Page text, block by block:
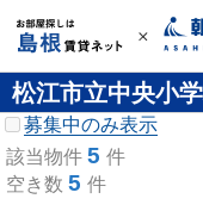
松江市立中央小
募集中のみ表示
該当物件 5 件
空き数 5 件